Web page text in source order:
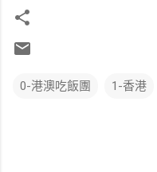
0-港澳吃飯團 1-香港